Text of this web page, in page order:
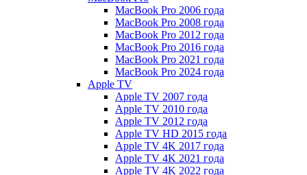
MacBook Pro 2006 года
MacBook Pro 2008 года
MacBook Pro 2012 года
MacBook Pro 2016 года
MacBook Pro 2021 года
MacBook Pro 2024 года
Apple TV
Apple TV 2007 года
Apple TV 2010 года
Apple TV 2012 года
Apple TV HD 2015 года
Apple TV 4K 2017 года
Apple TV 4K 2021 года
Apple TV 4K 2022 года